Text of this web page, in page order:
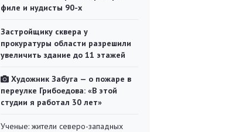
филе и нудисты 90-х
Застройщику сквера у
прокуратуры области разрешили
увеличить здание до 11 этажей
Художник Забуга — о пожаре в
переулке Грибоедова: «В этой
студии я работал 30 лет»
Ученые: жители северо-западных